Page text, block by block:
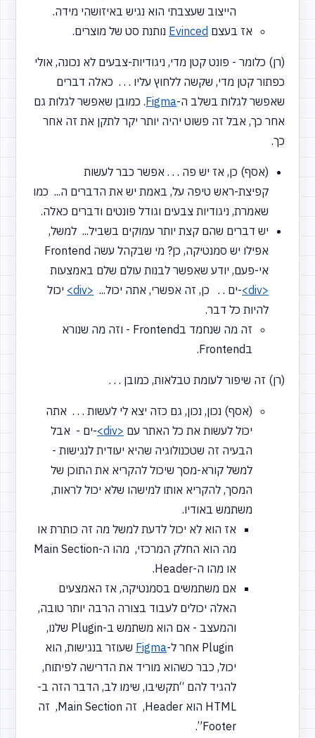
הייצוב שעצבתי הוא נגיש באיזושהי מידה.
אז בעצם Evinced נותנת סט של מוצרים.
(רן) כלומר - פונט קטן מדי, ניגודיות-צבעים לא נכונה, אולי
כפתור קטן מדי, שקשה ללחוץ עליו . . . כאלה דברים
שאפשר לגלות בשלב ה-Figma. כמובן שאפשר לגלות גם
אחר כך, אבל זה פשוט יהיה יותר יקר לתקן את זה אחר
כך.
(אסף) כן, אז יש פה . . . אפשר כבר לעשות
קפיצת-ראש טיפה על, באמת יש את הדברים ה... כמו
שאמרת, ניגודיות צבעים וגודל פונטים ודברים כאלה.
יש דברים שהם קצת יותר עמוקים בשביל... למשל,
אפילו יש סמנטיקה, כן? מי שבקהל עשה Frontend
אי-פעם, יודע שאפשר לבנות עולם שלם באמצעות
<div>
-ים . . כן, זה אפשרי, אתה יכול... <div>
יכול
להיות כל דבר.
זה מה שנחמד בFrontend - וזה מה שנורא
בFrontend.
(רן) זה שיפור לעומת טבלאות, כמובן . . .
(אסף) נכון, נכון, גם כזה יצא לי לעשות . . . אתה
יכול לעשות את כל האתר עם <div>
-ים - אבל
הבעיה זה שטכנולוגיה שהיא יעודית לנגישות -
למשל קורא-מסך שיכול להקריא את התוכן של
המסך, להקריא אותו למישהו שלא יכול לראות,
משתמש באודיו.
אז הוא לא יכול לדעת למשל מה זה כותרת או
מה הוא החלק המרכזי, מהו ה-Main Section
או מהו ה-Header.
אם משתמשים בסמנטיקה, אז האמצעים
האלה יכולים לעבוד בצורה הרבה יותר טובה,
והמעצב - אם הוא משתמש ב-Plugin שלנו,
Figma שעוזר בנגישות, הוא
יכול, כבר כשהוא מוריד את הדרישה לפיתוח,
להגיד להם “תקשיבו, שימו לב, הדבר הזה ב-
HTML הוא Header, זה Main Section, זה
Footer”.